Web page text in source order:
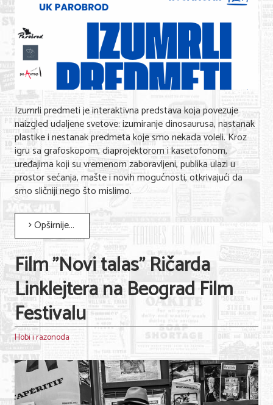
Izumrli predmeti je interaktivna predstava koja povezuje
naizgled udaljene svetove: izumiranje dinosaurusa, nastanak
plastike i nestanak predmeta koje smo nekada voleli. Kroz
igru sa grafoskopom, diaprojektorom i kasetofonom,
uređajima koji su vremenom zaboravljeni, publika ulazi u
prostor sećanja, mašte i novih mogućnosti, otkrivajući da
smo sličniji nego što mislimo.
Opširnije...
Film "Novi talas" Ričarda
Linklejtera na Beograd Film
Festivalu
Hobi i razonoda